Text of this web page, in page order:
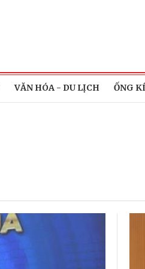
VĂN HÓA - DU LỊCH ỐNG